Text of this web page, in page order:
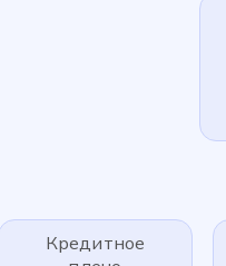
Кредитное